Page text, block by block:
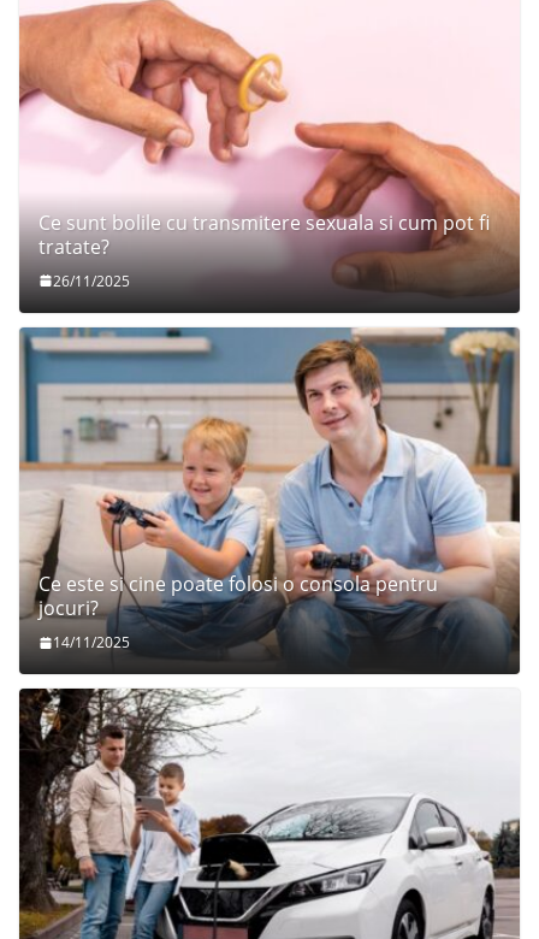
Ce sunt bolile cu transmitere sexuala si cum pot fi
tratate?
26/11/2025
Ce este si cine poate folosi o consola pentru
jocuri?
14/11/2025